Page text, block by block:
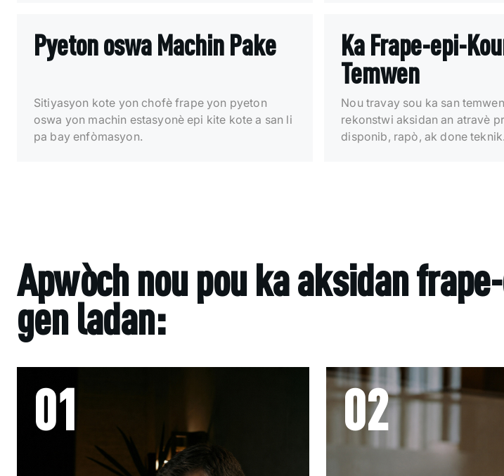
Pyeton oswa Machin Pake
Sitiyasyon kote yon chofè frape yon pyeton
oswa yon machin estasyonè epi kite kote a san li
pa bay enfòmasyon.
Ka Frape-epi-
Temwen
Nou travay sou ka san
rekonstwi aksidan an atravè
disponib, rapò, ak done teknik.
Apwòch nou pou ka aksidan
gen ladan:
01 02